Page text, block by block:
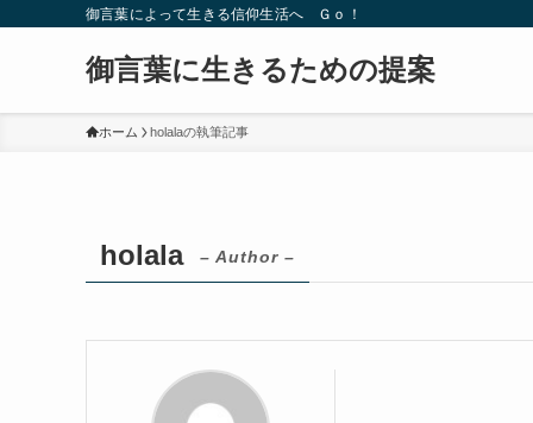
御言葉によって生きる信仰生活へ Ｇｏ！
御言葉に生きるための提案
ホーム holalaの執筆記事
holala – Author –